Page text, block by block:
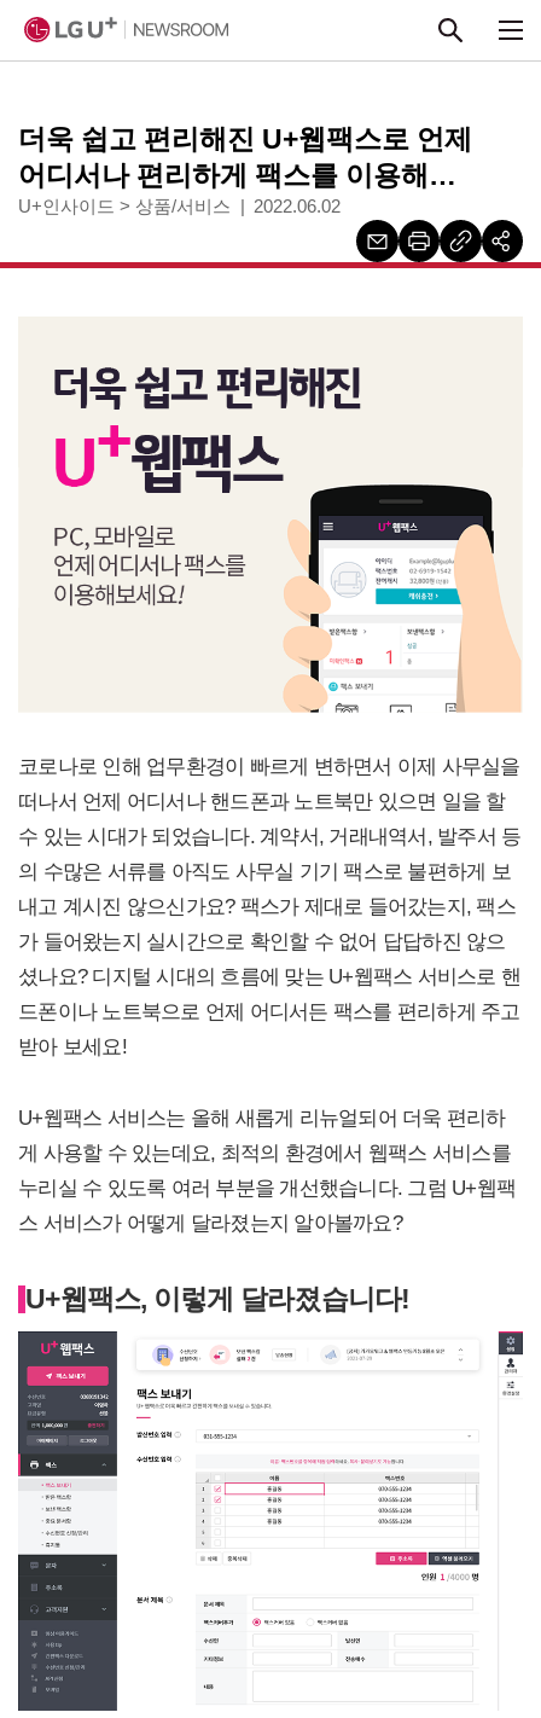
더욱 쉽고 편리해진 U+웹팩스로 언제
어디서나 편리하게 팩스를 이용해
보세요!
U+인사이드 > 상품/서비스 2022.06.02
코로나로 인해 업무환경이 빠르게 변하면서 이제 사무실을
떠나서 언제 어디서나 핸드폰과 노트북만 있으면 일을 할
수 있는 시대가 되었습니다. 계약서, 거래내역서, 발주서 등
의 수많은 서류를 아직도 사무실 기기 팩스로 불편하게 보
내고 계시진 않으신가요? 팩스가 제대로 들어갔는지, 팩스
가 들어왔는지 실시간으로 확인할 수 없어 답답하진 않으
셨나요? 디지털 시대의 흐름에 맞는 U+웹팩스 서비스로 핸
드폰이나 노트북으로 언제 어디서든 팩스를 편리하게 주고
받아 보세요!
U+웹팩스 서비스는 올해 새롭게 리뉴얼되어 더욱 편리하
게 사용할 수 있는데요, 최적의 환경에서 웹팩스 서비스를
누리실 수 있도록 여러 부분을 개선했습니다. 그럼 U+웹팩
스 서비스가 어떻게 달라졌는지 알아볼까요?
U+웹팩스, 이렇게 달라졌습니다!